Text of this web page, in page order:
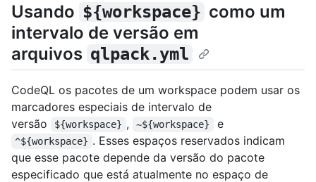
Usando ${workspace} como um
intervalo de versão em
arquivos qlpack.yml
CodeQL os pacotes de um workspace podem usar os
marcadores especiais de intervalo de
versão
${workspace} , ~${workspace} e
^${workspace} . Esses espaços reservados indicam
que esse pacote depende da versão do pacote
especificado que está atualmente no espaço de